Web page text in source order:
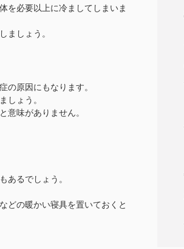
を必要以上に冷ましてしまいま
ましょう。
の原因にもなります。
しょう。
意味がありません。
あるでしょう。
どの暖かい寝具を置いておくと